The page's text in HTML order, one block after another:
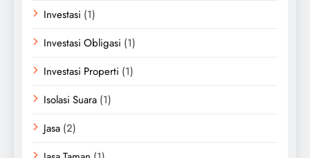
Investasi (1)
Investasi Obligasi (1)
Investasi Properti (1)
Isolasi Suara (1)
Jasa (2)